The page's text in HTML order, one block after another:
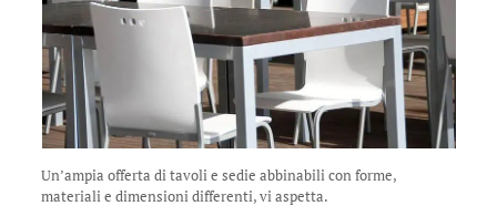
Un’ampia offerta di tavoli e sedie abbinabili con forme,
materiali e dimensioni differenti, vi aspetta.